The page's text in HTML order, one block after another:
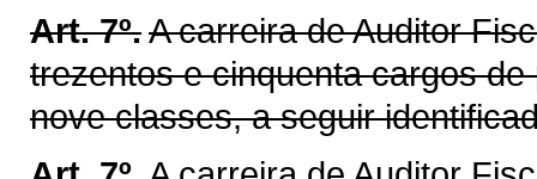
Art. 7º.A carreira de Auditor
trezentos e cinquenta cargos
nove classes, a seguir